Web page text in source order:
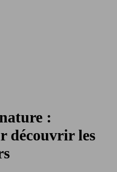
:
découvrir les